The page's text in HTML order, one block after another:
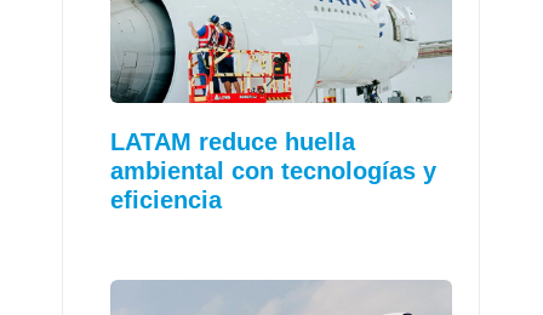
LATAM reduce huella
ambiental con tecnologías y
eficiencia